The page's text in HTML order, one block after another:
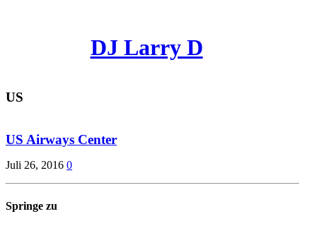
DJ Larry D
US
US Airways Center
Juli 26, 2016 0
Springe zu